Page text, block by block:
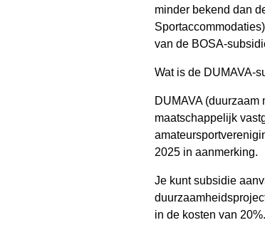
minder bekend dan
van de BOSA-
Wat is de DUMAVA-
DUMAVA
maatschappelijk
2025 in aanmerking.
Je kunt subsidie
in de kosten van